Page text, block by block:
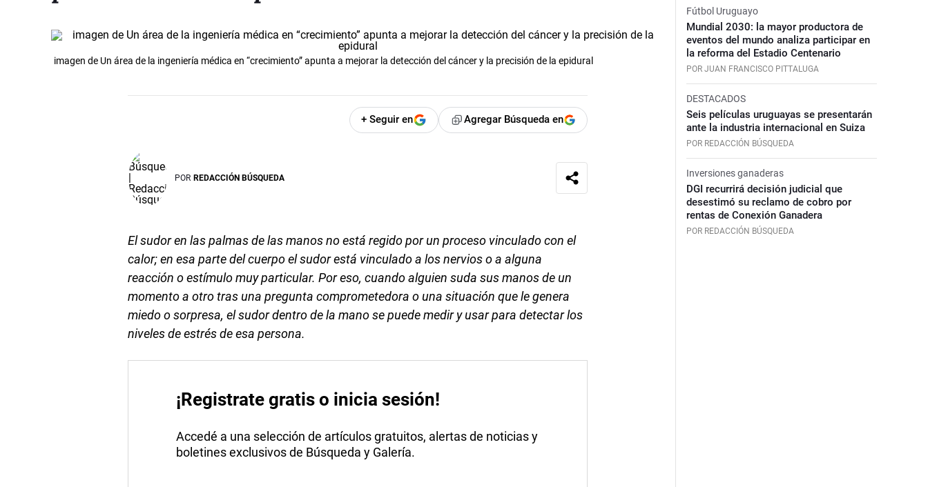
imagen de Un área de la ingeniería médica en “crecimiento” apunta a mejorar la detección del cáncer y la precisión de la epidural
+ Seguir en Agregar Búsqueda en
POR REDACCIÓN BÚSQUEDA
El sudor en las palmas de las manos no está regido por un proceso vinculado con el
calor; en esa parte del cuerpo el sudor está vinculado a los nervios o a alguna
reacción o estímulo muy particular. Por eso, cuando alguien suda sus manos de un
momento a otro tras una pregunta comprometedora o una situación que le genera
miedo o sorpresa, el sudor dentro de la mano se puede medir y usar para detectar los
niveles de estrés de esa persona.
¡Registrate gratis o inicia sesión!
Accedé a una selección de artículos gratuitos, alertas de noticias y
boletines exclusivos de Búsqueda y Galería.
Fútbol Uruguayo
Mundial 2030: la mayor productora de
eventos del mundo analiza participar en
la reforma del Estadio Centenario
POR JUAN FRANCISCO PITTALUGA
DESTACADOS
Seis películas uruguayas se presentarán
ante la industria internacional en Suiza
POR REDACCIÓN BÚSQUEDA
Inversiones ganaderas
DGI recurrirá decisión judicial que
desestimó su reclamo de cobro por
rentas de Conexión Ganadera
POR REDACCIÓN BÚSQUEDA